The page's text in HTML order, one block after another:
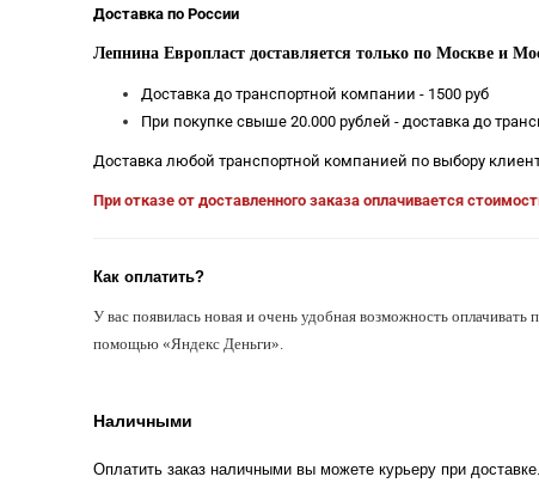
Доставка по России
Лепнина Европласт доставляется только по Москве и
Доставка до транспортной компании - 1500 руб
При покупке свыше 20.000 рублей - доставка до
Доставка любой транспортной компанией по выбору
При отказе от доставленного заказа оплачивается
Как оплатить?
У вас появилась новая и очень удобная возможность
помощью «Яндекс Деньги».
Наличными
Оплатить заказ наличными вы можете курьеру при доставке.